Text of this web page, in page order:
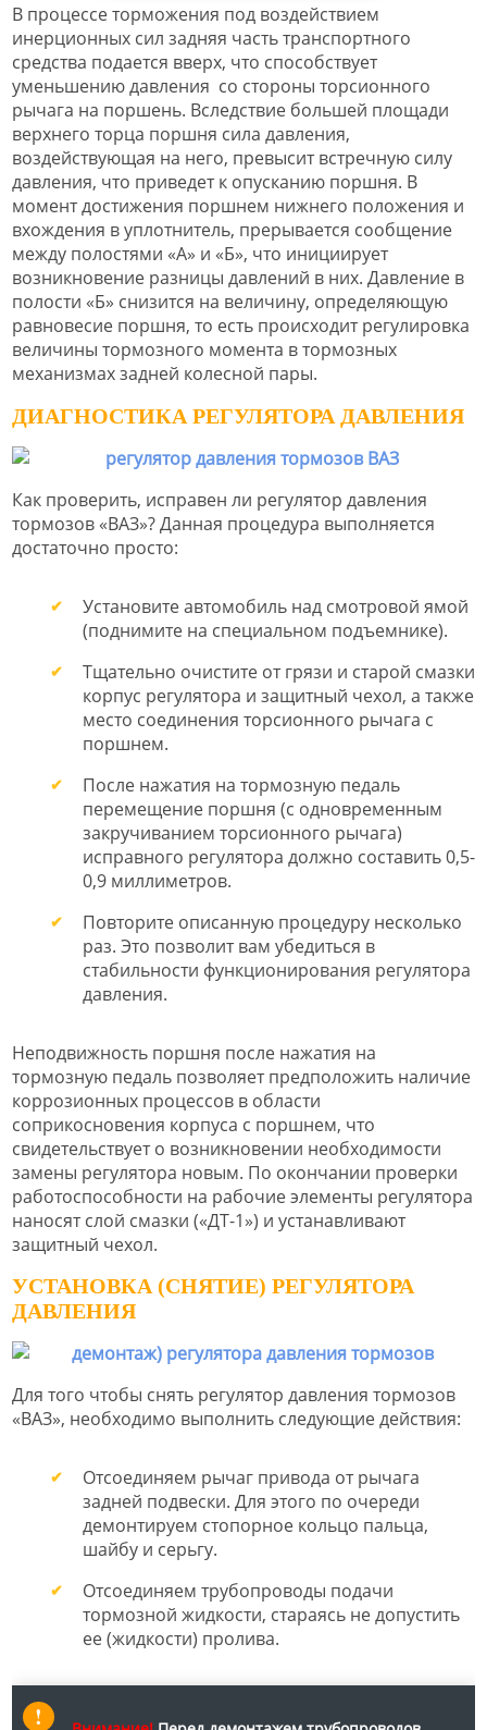
В процессе торможения под воздействием
инерционных сил задняя часть транспортного
средства подается вверх, что способствует
уменьшению давления со стороны торсионного
рычага на поршень. Вследствие большей площади
верхнего торца поршня сила давления,
воздействующая на него, превысит встречную силу
давления, что приведет к опусканию поршня. В
момент достижения поршнем нижнего положения и
вхождения в уплотнитель, прерывается сообщение
между полостями «А» и «Б», что инициирует
возникновение разницы давлений в них. Давление в
полости «Б» снизится на величину, определяющую
равновесие поршня, то есть происходит регулировка
величины тормозного момента в тормозных
механизмах задней колесной пары.
ДИАГНОСТИКА РЕГУЛЯТОРА ДАВЛЕНИЯ
Как проверить, исправен ли регулятор давления
тормозов «ВАЗ»? Данная процедура выполняется
достаточно просто:
Установите автомобиль над смотровой ямой
(поднимите на специальном подъемнике).
Тщательно очистите от грязи и старой смазки
корпус регулятора и защитный чехол, а также
место соединения торсионного рычага с
поршнем.
После нажатия на тормозную педаль
перемещение поршня (с одновременным
закручиванием торсионного рычага)
исправного регулятора должно составить 0,5-
0,9 миллиметров.
Повторите описанную процедуру несколько
раз. Это позволит вам убедиться в
стабильности функционирования регулятора
давления.
Неподвижность поршня после нажатия на
тормозную педаль позволяет предположить наличие
коррозионных процессов в области
соприкосновения корпуса с поршнем, что
свидетельствует о возникновении необходимости
замены регулятора новым. По окончании проверки
работоспособности на рабочие элементы регулятора
наносят слой смазки («ДТ-1») и устанавливают
защитный чехол.
УСТАНОВКА (СНЯТИЕ) РЕГУЛЯТОРА
ДАВЛЕНИЯ
Для того чтобы снять регулятор давления тормозов
«ВАЗ», необходимо выполнить следующие действия:
Отсоединяем рычаг привода от рычага
задней подвески. Для этого по очереди
демонтируем стопорное кольцо пальца,
шайбу и серьгу.
Отсоединяем трубопроводы подачи
тормозной жидкости, стараясь не допустить
ее (жидкости) пролива.